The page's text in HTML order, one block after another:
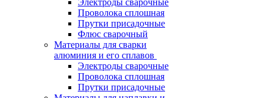
Электроды сварочные
Проволока сплошная
Прутки присадочные
Флюс сварочный
Материалы для сварки
алюминия и его сплавов
Электроды сварочные
Проволока сплошная
Прутки присадочные